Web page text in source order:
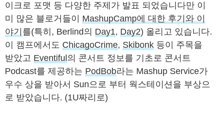
이크로 포맷 등 다양한 주제가 발표 되었습니다만 이
미 많은 블로거들이 MashupCamp에 대한 후기와 이
야기 를(특히, Berlind의 Day1, Day2) 올리고 있습니다.
이 캠프에서도 ChicagoCrime, Skibonk 등이 주목을
받았고 Eventiful 의 콘서트 정보를 기초로 콘서트
Podcast를 제공하는 PodBob라는 Mashup Service가
우수 상을 받아서 Sun으로 부터 웍스테이션을 부상으
로 받았습니다. (1U짜리로)